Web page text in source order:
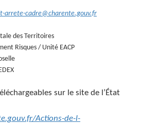
arrete-cadre@charente.gouv.fr
des Territoires
Risques / Unité EACP
sur le site de l’État
Actions-de-l-